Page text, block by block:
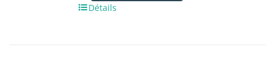
Détails